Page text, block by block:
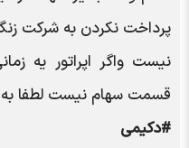
پرداخت نکردن به شرکت
نیست واگر اپراتور یه
قسمت سهام نیست لطفا
#دکیمی